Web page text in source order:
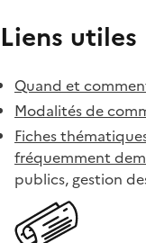
Liens utiles
Quand et
Modalités de
Fiches
fréquemment
publics, gestion